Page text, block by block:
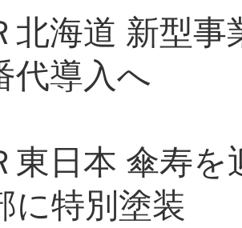
北海道 新型
代導入へ
東日本 傘寿
に特別塗装